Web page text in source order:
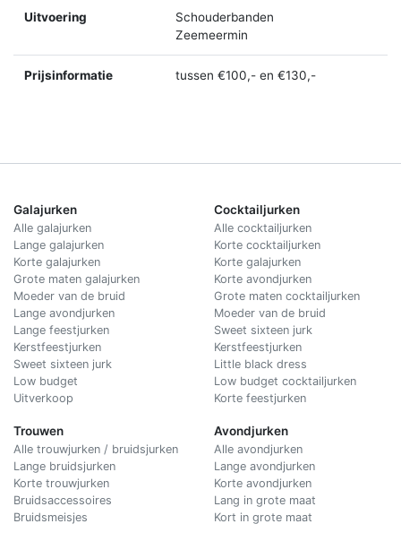
Uitvoering
Schouderbanden
Zeemeermin
Prijsinformatie tussen €100,- en €130,-
Galajurken
Alle galajurken
Lange galajurken
Korte galajurken
Grote maten galajurken
Moeder van de bruid
Lange avondjurken
Lange feestjurken
Kerstfeestjurken
Sweet sixteen jurk
Low budget
Uitverkoop
Trouwen
Alle trouwjurken / bruidsjurken
Lange bruidsjurken
Korte trouwjurken
Bruidsaccessoires
Bruidsmeisjes
Cocktailjurken
Alle cocktailjurken
Korte cocktailjurken
Korte galajurken
Korte avondjurken
Grote maten cocktailjurken
Moeder van de bruid
Sweet sixteen jurk
Kerstfeestjurken
Little black dress
Low budget cocktailjurken
Korte feestjurken
Avondjurken
Alle avondjurken
Lange avondjurken
Korte avondjurken
Lang in grote maat
Kort in grote maat